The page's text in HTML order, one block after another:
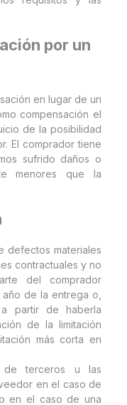
por un
en lugar de un
compensación el
de la posibilidad
El comprador tiene
sufrido daños o
menores que la
defectos materiales
contractuales y no
del comprador
de la entrega o,
partir de haberla
de la limitación
más corta en
de terceros u las
en el caso de
en el caso de una